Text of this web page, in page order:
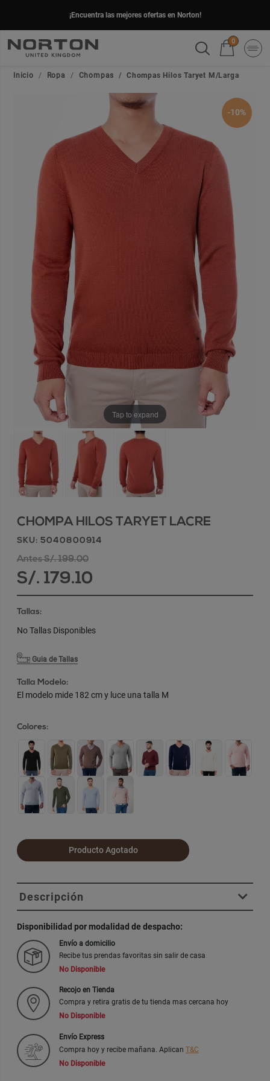
¡Encuentra las mejores ofertas en Norton!
0
Inicio Ropa Chompas Chompas Hilos Taryet M/Larga
-10%
Tap to expand
CHOMPA HILOS TARYET LACRE
SKU: 5040800914
Antes S/. 199.00
S/. 179.10
Tallas:
No Tallas Disponibles
Guia de Tallas
Talla Modelo:
El modelo mide 182 cm y luce una talla M
Colores:
Producto Agotado
Descripción
Disponibilidad por modalidad de despacho:
Envío a domicilio
Recibe tus prendas favoritas sin salir de casa
No Disponible
Recojo en Tienda
Compra y retira gratis de tu tienda mas cercana hoy
No Disponible
Envío Express
Compra hoy y recibe mañana. Aplican T&C
No Disponible